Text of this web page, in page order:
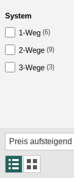
ESX
Focal
Ground Zero
Hifonics
JBL
Kicker
System
1-Weg (6)
2-Wege (9)
3-Wege (3)